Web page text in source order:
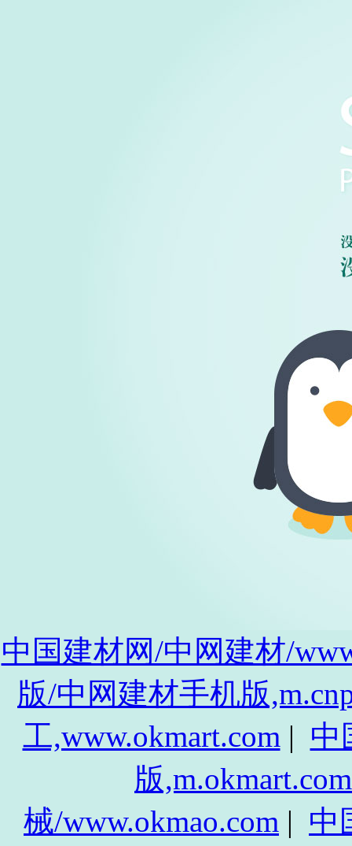
中国建材网/中网建材/
版/中网建材手机版
工,www.okmart.com | 中
版,m.okmart.com
械/www.okmao.com | 中